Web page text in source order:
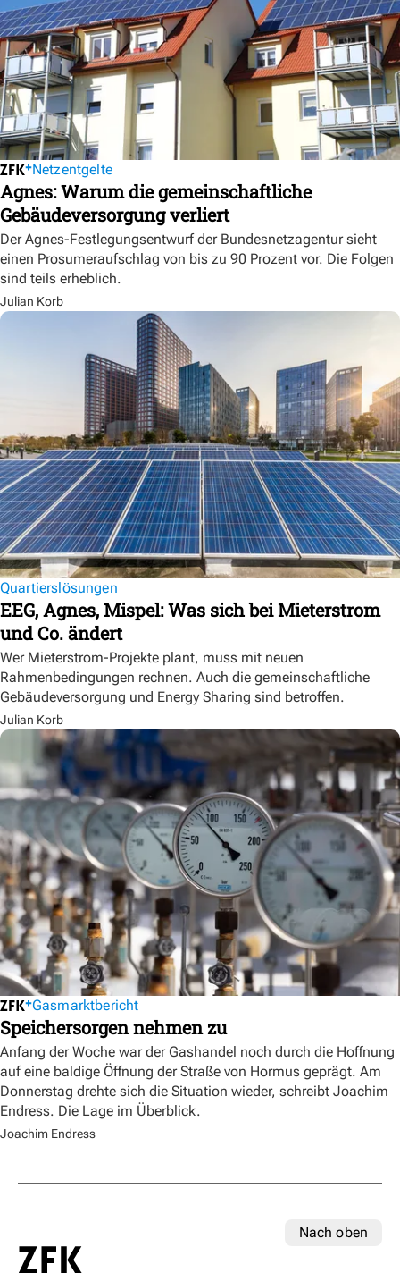
Netzentgelte
Agnes: Warum die gemeinschaftliche
Gebäudeversorgung verliert
Der Agnes-Festlegungsentwurf der Bundesnetzagentur sieht
einen Prosumeraufschlag von bis zu 90 Prozent vor. Die Folgen
sind teils erheblich.
Julian Korb
Quartierslösungen
EEG, Agnes, Mispel: Was sich bei Mieterstrom
und Co. ändert
Wer Mieterstrom-Projekte plant, muss mit neuen
Rahmenbedingungen rechnen. Auch die gemeinschaftliche
Gebäudeversorgung und Energy Sharing sind betroffen.
Julian Korb
Gasmarktbericht
Speichersorgen nehmen zu
Anfang der Woche war der Gashandel noch durch die Hoffnung
auf eine baldige Öffnung der Straße von Hormus geprägt. Am
Donnerstag drehte sich die Situation wieder, schreibt Joachim
Endress. Die Lage im Überblick.
Joachim Endress
Nach oben